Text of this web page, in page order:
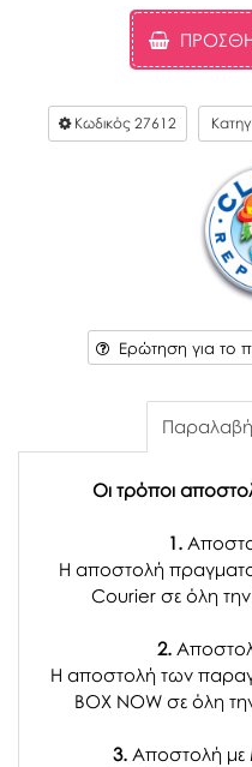
Κωδικός 27612
Ερώτηση για το
Παραλαβή
Οι τρόποι
1.
Η αποστολή
Courier σε όλη
2.
Η αποστολή των
BOX NOW σε όλη
3. Αποστολή με